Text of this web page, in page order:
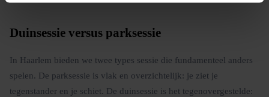
Duinsessie versus parksessie
In Haarlem bieden we twee types sessie die fundamenteel anders
spelen. De parksessie is vlak en overzichtelijk: je ziet je
tegenstander en je schiet. De duinsessie is het tegenovergestelde: